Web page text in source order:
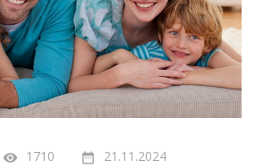
1710 21.11.2024